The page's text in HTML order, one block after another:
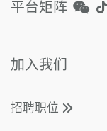
平台矩阵
加入我们
招聘职位